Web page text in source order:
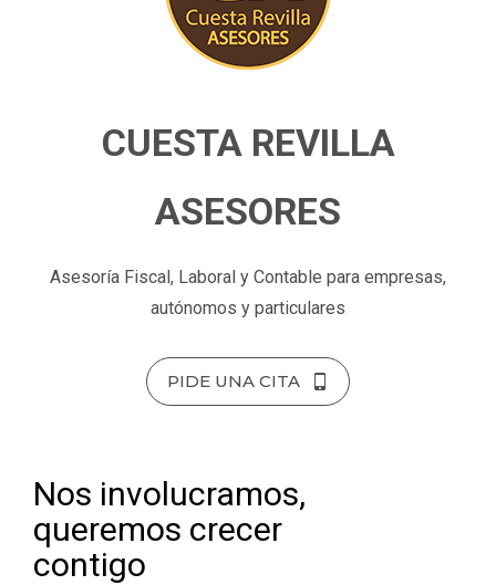
CUESTA REVILLA
ASESORES
Asesoría Fiscal, Laboral y Contable para empresas,
autónomos y particulares
PIDE UNA CITA
Nos involucramos,
queremos crecer
contigo